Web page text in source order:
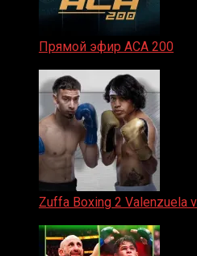
Прямой эфир ACA 200
Zuffa Boxing 2 Valenzuela